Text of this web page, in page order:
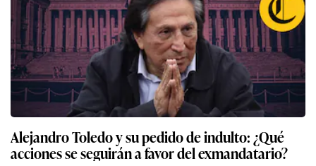
Alejandro Toledo y su pedido de indulto: ¿Qué
acciones se seguirán a favor del exmandatario?